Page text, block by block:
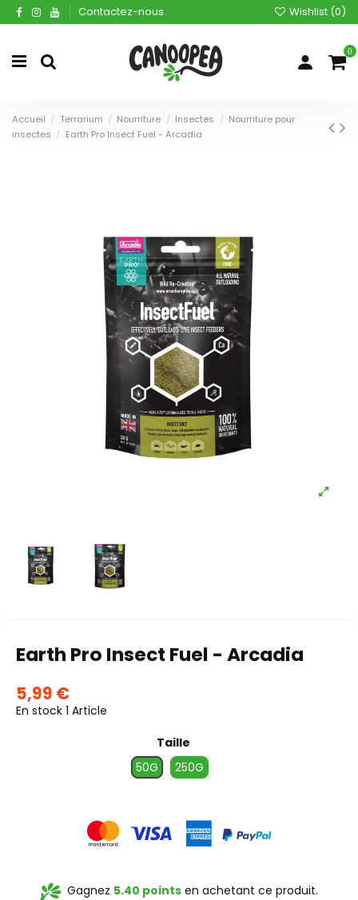
Contactez-nous Wishlist (0)
0
Accueil Terrarium Nourriture Insectes
Nourriture pour
insectes
Earth Pro Insect Fuel - Arcadia
Earth Pro Insect Fuel - Arcadia
5,99 €
En stock 1 Article
Taille
50G
250G
Gagnez 5.40 points en achetant ce produit.